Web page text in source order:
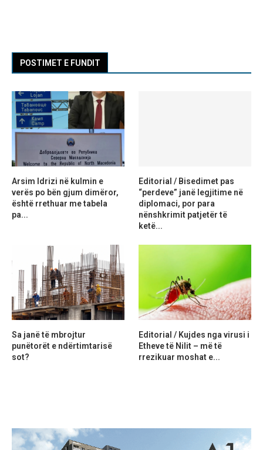
POSTIMET E FUNDIT
Arsim Idrizi në kulmin e
verës po bën gjum dimëror,
është rrethuar me tabela
pa...
Editorial / Bisedimet pas
“perdeve” janë legjitime në
diplomaci, por para
nënshkrimit patjetër të
ketë...
Sa janë të mbrojtur
punëtorët e ndërtimtarisë
sot?
Editorial / Kujdes nga virusi i
Etheve të Nilit – më të
rrezikuar moshat e...